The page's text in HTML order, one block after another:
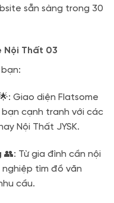
sẵn sàng trong 30
Nội Thất 03
Giao diện Flatsome
cạnh tranh với các
Nội Thất JYSK.
👥: Từ gia đình cần nội
tìm đồ văn
cầu.